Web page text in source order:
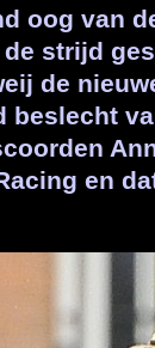
oog van
strijd
de
beslecht
en